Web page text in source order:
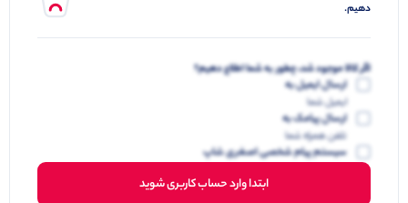
دهیم.
اگر کالا موجود شد، چطور به شما اطلاع دهیم؟
ارسال ایمیل به
ایمیل شما
ارسال پیامک به
تلفن همراه شما
سیستم پیام شخصی اصغری شاپ
ابتدا وارد حساب کاربری شوید